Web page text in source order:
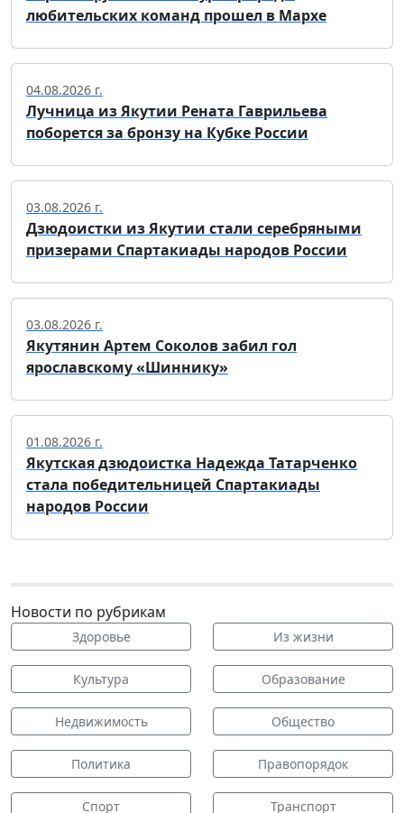
любительских команд прошел в Мархе
04.08.2026 г.
Лучница из Якутии Рената Гаврильева
поборется за бронзу на Кубке России
03.08.2026 г.
Дзюдоистки из Якутии стали серебряными
призерами Спартакиады народов России
03.08.2026 г.
Якутянин Артем Соколов забил гол
ярославскому «Шиннику»
01.08.2026 г.
Якутская дзюдоистка Надежда Татарченко
стала победительницей Спартакиады
народов России
Новости по рубрикам
Здоровье Из жизни
Культура Образование
Недвижимость Общество
Политика Правопорядок
Спорт Транспорт